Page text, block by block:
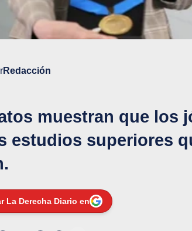
Redacción
muestran que los
estudios superiores
La Derecha Diario en